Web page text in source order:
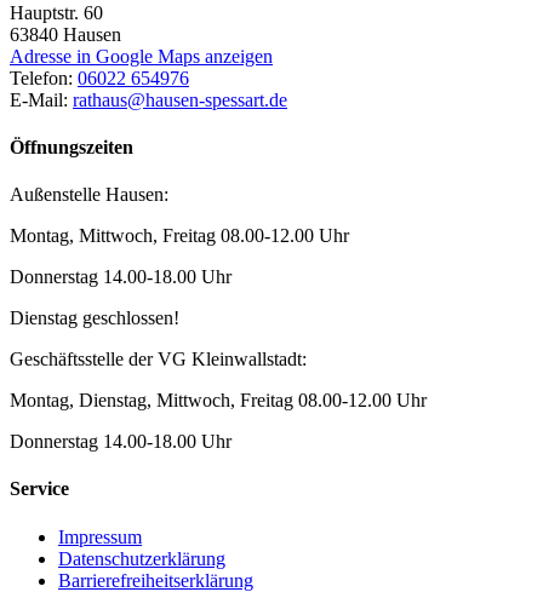
Hauptstr. 60
63840 Hausen
Adresse in Google Maps anzeigen
Telefon: 06022 654976
E-Mail: rathaus@hausen-spessart.de
Öffnungszeiten
Außenstelle Hausen:
Montag, Mittwoch, Freitag 08.00-12.00 Uhr
Donnerstag 14.00-18.00 Uhr
Dienstag geschlossen!
Geschäftsstelle der VG Kleinwallstadt:
Montag, Dienstag, Mittwoch, Freitag 08.00-12.00 Uhr
Donnerstag 14.00-18.00 Uhr
Service
Impressum
Datenschutzerklärung
Barrierefreiheitserklärung